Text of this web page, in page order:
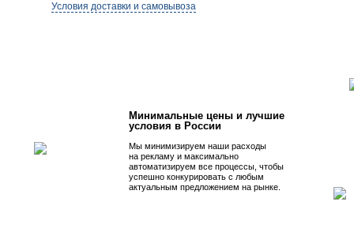
Условия доставки и самовывоза
Минимальные цены и лучшие
условия в России
Мы минимизируем наши расходы
на рекламу и максимально
автоматизируем все процессы, чтобы
успешно конкурировать с любым
актуальным предложением на рынке.